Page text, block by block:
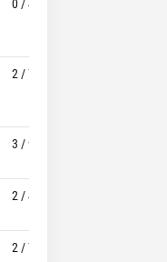
2 / 7
3 / 9
2 / 4
2 / 7